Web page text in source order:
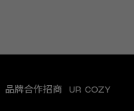
品牌合作招商 UR COZY